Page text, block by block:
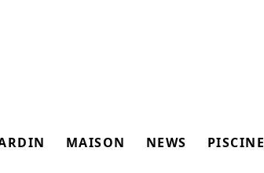
MAISON NEWS PISCINE